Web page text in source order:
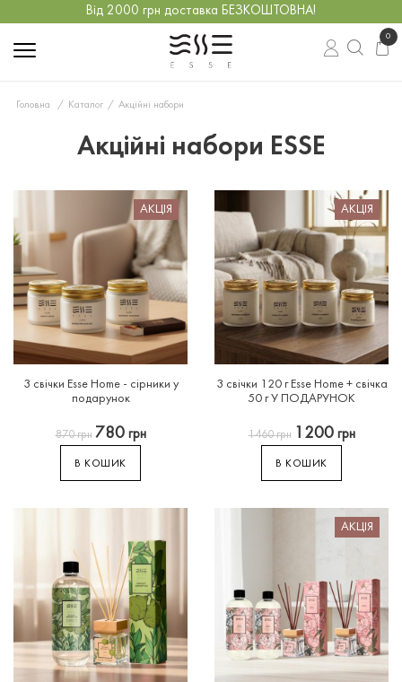
Від 2000 грн доставка БЕЗКОШТОВНА!
0
Головна Каталог Акційні набори
Акційні набори ESSE
АКЦІЯ
3 свічки Esse Home - сірники у
подарунок
870грн 780 грн
В КОШИК
АКЦІЯ
3 свічки 120 г Esse Home + свічка
50 г У ПОДАРУНОК
1460грн 1200 грн
В КОШИК
АКЦІЯ